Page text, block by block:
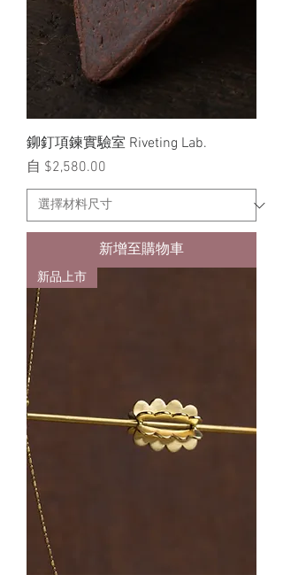
鉚釘項鍊實驗室 Riveting Lab.
自 $2,580.00
促銷價格
新增至購物車
新品上市